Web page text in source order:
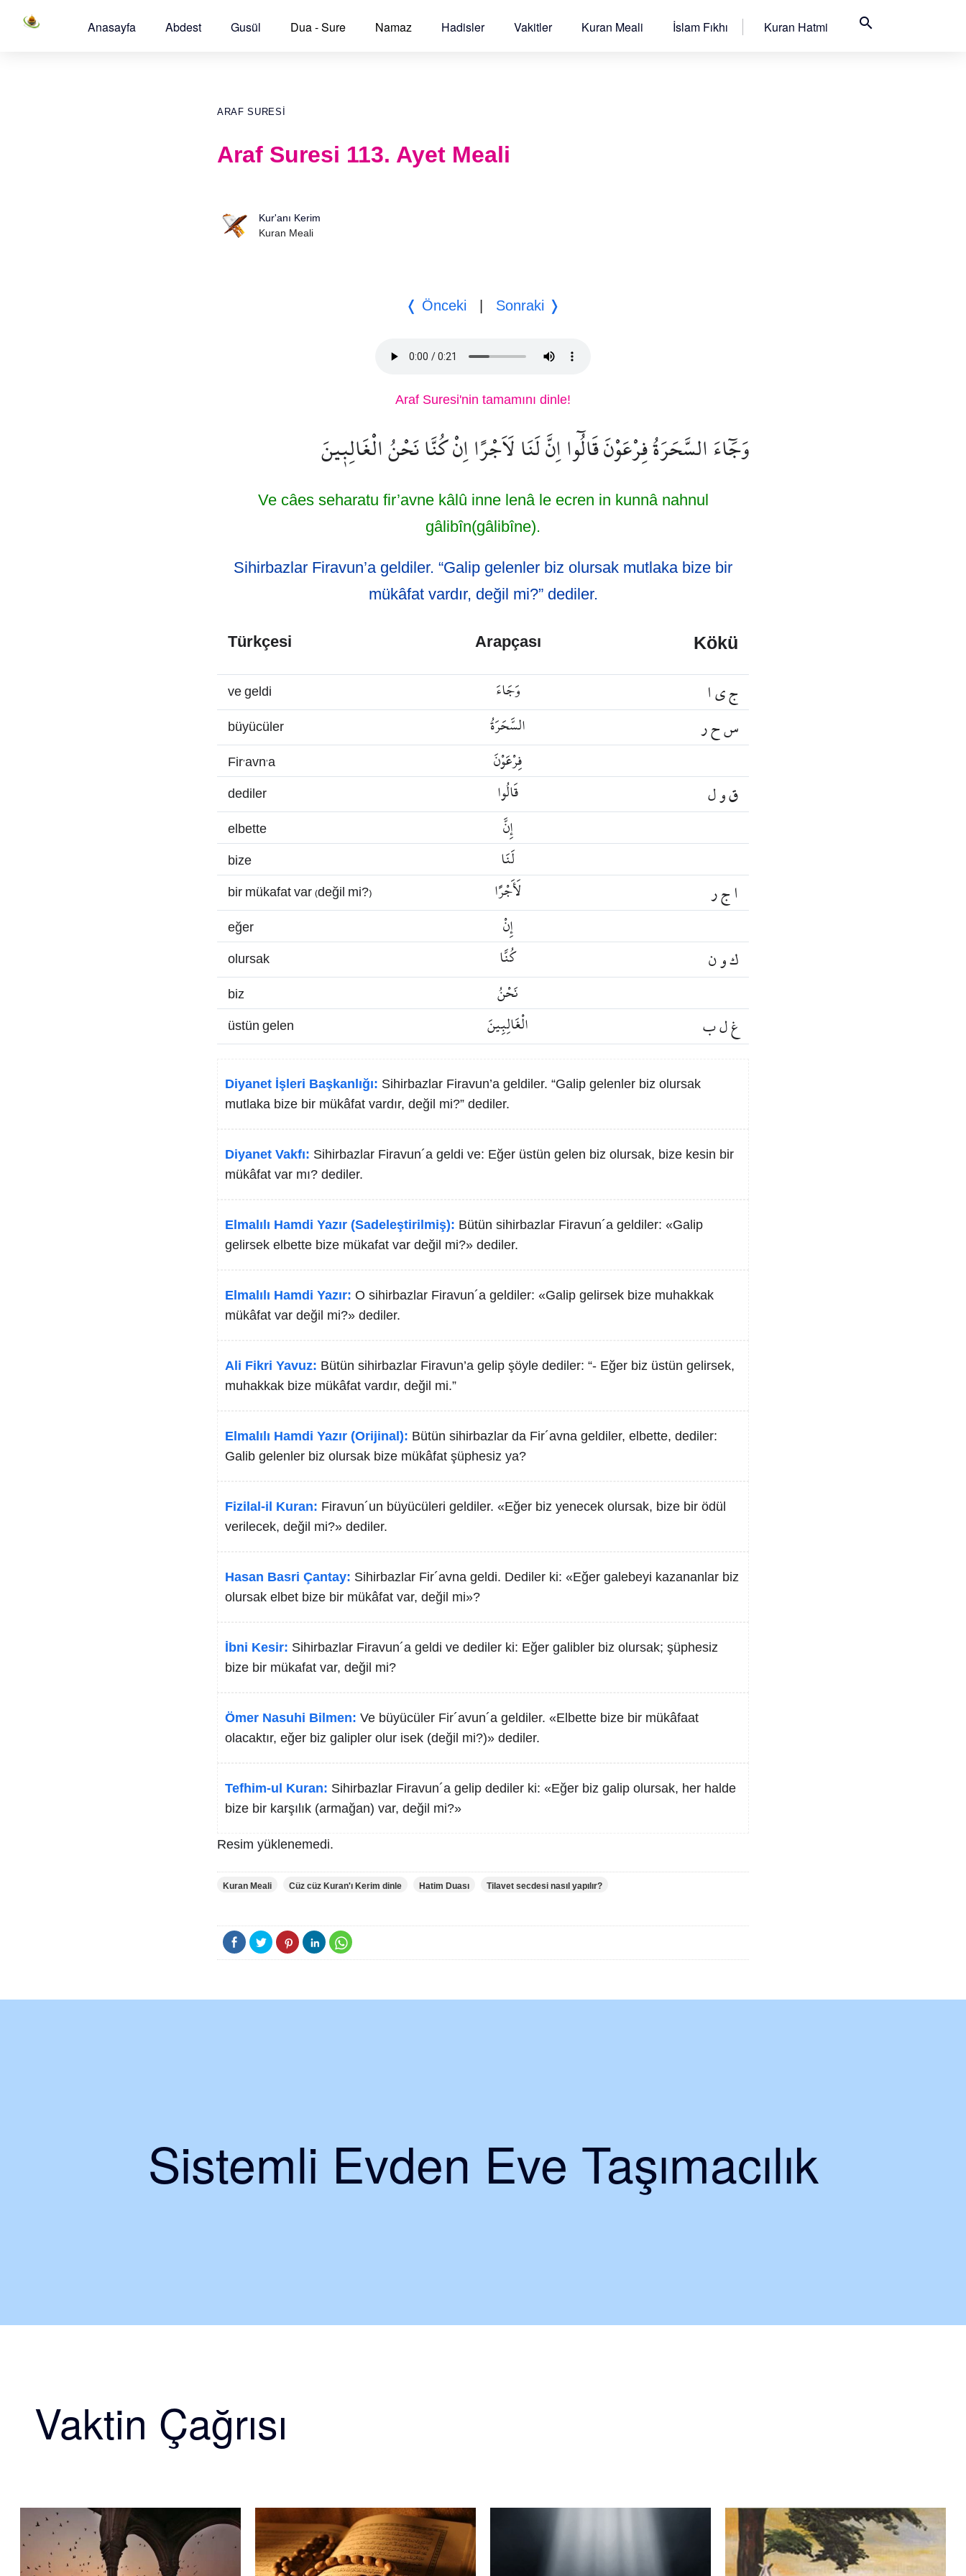
Anasayfa Abdest Gusül Dua - Sure Namaz Hadisler Vakitler Kuran Meali İslam Fıkhı Kuran Hatmi search
ARAF SURESI
Araf Suresi 113. Ayet Meali
Kur'anı Kerim
Kuran Meali
❬ Önceki | Sonraki ❭
Araf Suresi'nin tamamını dinle!
وَجَٓاءَ السَّحَرَةُ فِرْعَوْنَ قَالُٓوا اِنَّ لَنَا لَاَجْرًا اِنْ كُنَّا نَحْنُ الْغَالِب۪ينَ
Ve câes seharatu fir’avne kâlû inne lenâ le ecren in kunnâ nahnul
gâlibîn(gâlibîne).
Sihirbazlar Firavun’a geldiler. “Galip gelenler biz olursak mutlaka bize bir
mükâfat vardır, değil mi?” dediler.
Türkçesi Arapçası Kökü
ve geldi وَجَاءَ ج ي ا
büyücüler السَّحَرَةُ س ح ر
Fir’avn’a فِرْعَوْنَ
dediler قَالُوا ق و ل
elbette إِنَّ
bize لَنَا
bir mükafat var (değil mi?) لَأَجْرًا ا ج ر
eğer إِنْ
olursak كُنَّا ك و ن
biz نَحْنُ
üstün gelen الْغَالِبِينَ غ ل ب
Diyanet İşleri Başkanlığı: Sihirbazlar Firavun’a geldiler. “Galip gelenler biz olursak
mutlaka bize bir mükâfat vardır, değil mi?” dediler.
Diyanet Vakfı: Sihirbazlar Firavun´a geldi ve: Eğer üstün gelen biz olursak, bize kesin bir
mükâfat var mı? dediler.
Elmalılı Hamdi Yazır (Sadeleştirilmiş): Bütün sihirbazlar Firavun´a geldiler: «Galip
gelirsek elbette bize mükafat var değil mi?» dediler.
Elmalılı Hamdi Yazır: O sihirbazlar Firavun´a geldiler: «Galip gelirsek bize muhakkak
mükâfat var değil mi?» dediler.
Ali Fikri Yavuz: Bütün sihirbazlar Firavun’a gelip şöyle dediler: “- Eğer biz üstün gelirsek,
muhakkak bize mükâfat vardır, değil mi.”
Elmalılı Hamdi Yazır (Orijinal): Bütün sihirbazlar da Fir´avna geldiler, elbette, dediler:
Galib gelenler biz olursak bize mükâfat şüphesiz ya?
Fizilal-il Kuran: Firavun´un büyücüleri geldiler. «Eğer biz yenecek olursak, bize bir ödül
verilecek, değil mi?» dediler.
Hasan Basri Çantay: Sihirbazlar Fir´avna geldi. Dediler ki: «Eğer galebeyi kazananlar biz
olursak elbet bize bir mükâfat var, değil mi»?
İbni Kesir: Sihirbazlar Firavun´a geldi ve dediler ki: Eğer galibler biz olursak; şüphesiz
bize bir mükafat var, değil mi?
Ömer Nasuhi Bilmen: Ve büyücüler Fir´avun´a geldiler. «Elbette bize bir mükâfaat
olacaktır, eğer biz galipler olur isek (değil mi?)» dediler.
Tefhim-ul Kuran: Sihirbazlar Firavun´a gelip dediler ki: «Eğer biz galip olursak, her halde
bize bir karşılık (armağan) var, değil mi?»
Resim yüklenemedi.
Kuran Meali Cüz cüz Kuran'ı Kerim dinle Hatim Duası Tilavet secdesi nasıl yapılır?
Sistemli Evden Eve Taşımacılık
Vaktin Çağrısı